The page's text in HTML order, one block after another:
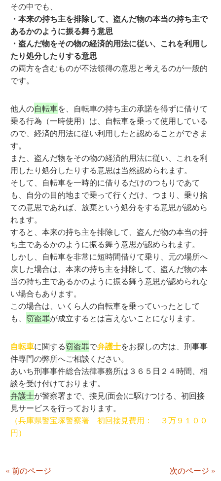
その中でも、
・本来の持ち主を排除して、盗んだ物の本当の持ち主で
あるかのように振る舞う意思
・盗んだ物をその物の経済的用法に従い、これを利用し
たり処分したりする意思
の両方を含むものが不法領得の意思と考えるのが一般的
です。
他人の自転車を、自転車の持ち主の承諾を得ずに借りて
乗る行為（一時使用）は、自転車を乗って使用している
ので、経済的用法に従い利用したと認めることができま
す。
また、盗んだ物をその物の経済的用法に従い、これを利
用したり処分したりする意思は当然認められます。
そして、自転車を一時的に借りるだけのつもりであて
も、自分の目的地まで乗って行くだけ、つまり、乗り捨
ての意思であれば、放棄という処分をする意思が認めら
れます。
すると、本来の持ち主を排除して、盗んだ物の本当の持
ち主であるかのように振る舞う意思が認められます。
しかし、自転車を非常に短時間借りて乗り、元の場所へ
戻した場合は、本来の持ち主を排除して、盗んだ物の本
当の持ち主であるかのように振る舞う意思が認められな
い場合もあります。
この場合は、いくら人の自転車を乗っていったとして
も、窃盗罪が成立するとは言えないことになります。
自転車に関する窃盗罪で弁護士をお探しの方は、刑事事
件専門の弊所へご相談ください。
あいち刑事事件総合法律事務所は３６５日２４時間、相
談を受け付けております。
弁護士が警察署まで、接見(面会)に駆けつける、初回接
見サービスを行っております。
（兵庫県警宝塚警察署 初回接見費用： ３万９１００
円）
« 前のページ 次のページ »